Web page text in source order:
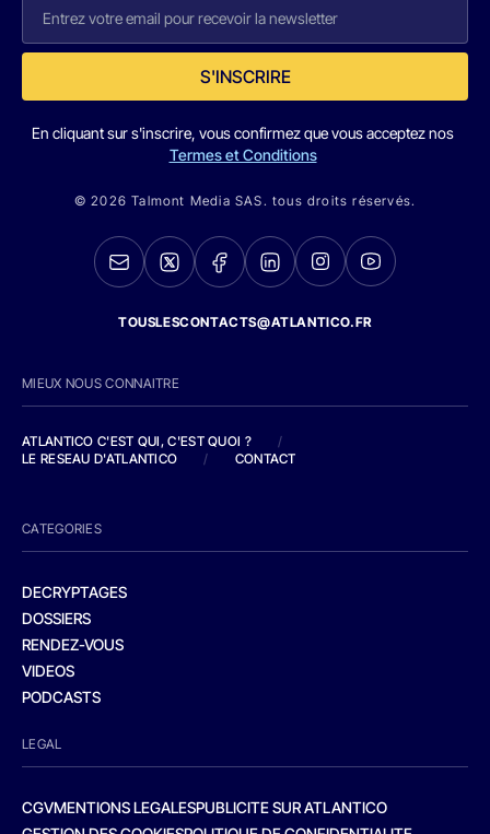
S'INSCRIRE
En cliquant sur s'inscrire, vous confirmez que vous acceptez nos
Termes et Conditions
© 2026 Talmont Media SAS. tous droits réservés.
TOUSLESCONTACTS@ATLANTICO.FR
MIEUX NOUS CONNAITRE
ATLANTICO C'EST QUI, C'EST QUOI ?
/
LE RESEAU D'ATLANTICO
/ CONTACT
CATEGORIES
DECRYPTAGES
DOSSIERS
RENDEZ-VOUS
VIDEOS
PODCASTS
LEGAL
CGVMENTIONS LEGALESPUBLICITE SUR ATLANTICO